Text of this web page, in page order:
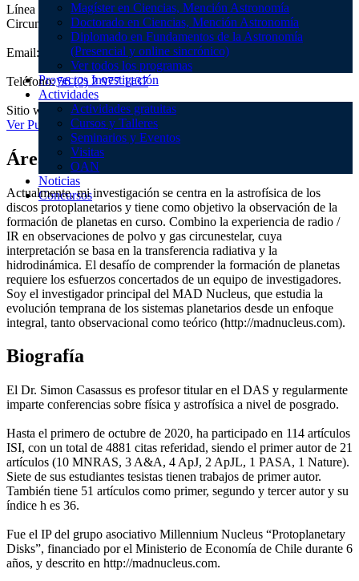
Magíster en Ciencias, Mención Astronomía
Doctorado en Ciencias, Mención Astronomía
Diplomado en Fundamentos de la Astronomía
(Presencial y online sincrónico)
Ver todos los programas
Proyectos Investigación
Actividades
Actividades gratuitas
Cursos y Talleres
Seminarios y Eventos
Visitas
OAN
Noticias
Concursos
Línea de investigación: Protoplanetary Disks, Planet Formation,
Circumstellar and Interstellar Media.
Email: scasassus@u.uchile.cl
Teléfono:56 (2) 2 977 1137
Sitio web:http://madnucleus.com
Ver Publicaciones
Área de interés
Actualmente, mi investigación se centra en la astrofísica de los
discos protoplanetarios y tiene como objetivo la observación de la
formación de planetas en curso. Combino la experiencia de radio /
IR en observaciones de polvo y gas circunestelar, cuya
interpretación se basa en la transferencia radiativa y la
hidrodinámica. El desafío de comprender la formación de planetas
requiere los esfuerzos concertados de un equipo de investigadores.
Soy el investigador principal del MAD Nucleus, que estudia la
evolución temprana de los sistemas planetarios desde un enfoque
integral, tanto observacional como teórico (http://madnucleus.com).
Biografía
El Dr. Simon Casassus es profesor titular en el DAS y regularmente
imparte conferencias sobre física y astrofísica a nivel de posgrado.
Hasta el primero de octubre de 2020, ha participado en 114 artículos
ISI, con un total de 4881 citas referidad, siendo el primer autor de 21
artículos (10 MNRAS, 3 A&A, 4 ApJ, 2 ApJL, 1 PASA, 1 Nature).
Siete de sus estudiantes tesistas tienen trabajos de primer autor.
También tiene 51 artículos como primer, segundo y tercer autor y su
índice h es 36.
Fue el IP del grupo asociativo Millennium Nucleus “Protoplanetary
Disks”, financiado por el Ministerio de Economía de Chile durante 6
años, y descrito en http://madnucleus.com.